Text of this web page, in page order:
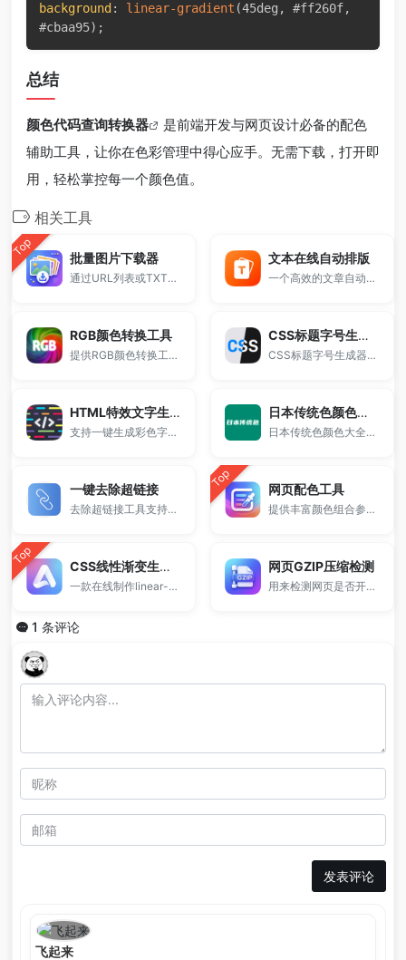
background : linear-gradient (45deg , #ff260f,
#cbaa95) ;
总结
颜色代码查询转换器
是前端开发与网页设计必备的配色
辅助工具，让你在色彩管理中得心应手。无需下载，打开即
用，轻松掌控每一个颜色值。
相关工具
Top 批量图片下载器
通过URL列表或TXT文件导入图片链接，一键批量下载并自动打包ZIP文件。
文本在线自动排版
一个高效的文章自动排版工具
RGB颜色转换工具
提供RGB颜色转换工具，支持RGB转HEX在线转换及颜色代码查询，快速实现颜色值互转。
CSS标题字号生成器
CSS标题字号生成器是一款免费的在线工具，支持自动计算H1 H2 H3 H4 H5 H6标题字号比例，一键生成对应CSS代码。
HTML特效文字生成器
支持一键生成彩色字体、HTML文字代码、多样字体样式效果。
日本传统色颜色大全
日本传统色颜色大全收录丰富的日式经典配色，提供RGB、HEX颜色值查询，支持色卡浏览与设计配色参考，适用于UI设计、网页开发与视觉创作。
一键去除超链接
去除超链接工具支持在线删除HTML中的a标签并保留文本内容，适用于网页复制、文本清洗和内容整理，无需安装，打开即可使用。
Top 网页配色工具
提供丰富颜色组合参考，帮助快速完成专业配色设计。
Top CSS线性渐变生成器
一款在线制作linear-gradient线性渐变 的实用工具。
网页GZIP压缩检测
用来检测网页是否开启GZIP压缩。
1 条评论
发表评论
飞起来